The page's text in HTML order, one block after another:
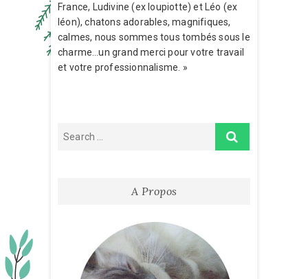
France, Ludivine (ex loupiotte) et Léo (ex
léon), chatons adorables, magnifiques,
calmes, nous sommes tous tombés sous le
charme…un grand merci pour votre travail
et votre professionnalisme. »
A Propos